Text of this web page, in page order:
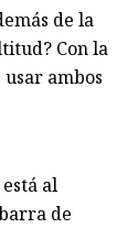
de la
Con la
ambos
al
de